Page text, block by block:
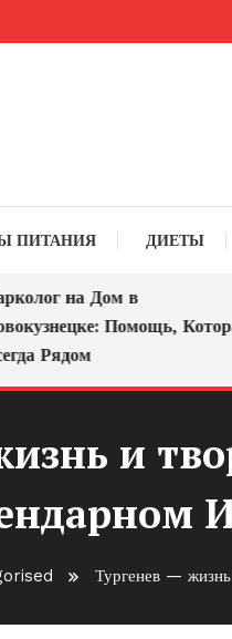
ПИТАНИЯ ДИЕТЫ
на Дом в
Помощь, Которая
Рядом
и
Тургенев —